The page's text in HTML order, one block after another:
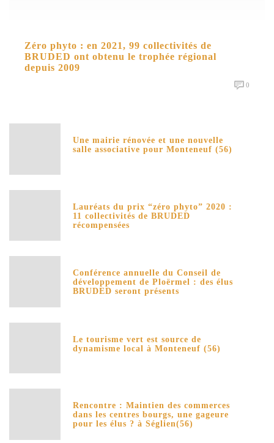
Zéro phyto : en 2021, 99 collectivités de
BRUDED ont obtenu le trophée régional
depuis 2009
0
Une mairie rénovée et une nouvelle
salle associative pour Monteneuf (56)
Lauréats du prix “zéro phyto” 2020 :
11 collectivités de BRUDED
récompensées
Conférence annuelle du Conseil de
développement de Ploërmel : des élus
BRUDED seront présents
Le tourisme vert est source de
dynamisme local à Monteneuf (56)
Rencontre : Maintien des commerces
dans les centres bourgs, une gageure
pour les élus ? à Séglien(56)